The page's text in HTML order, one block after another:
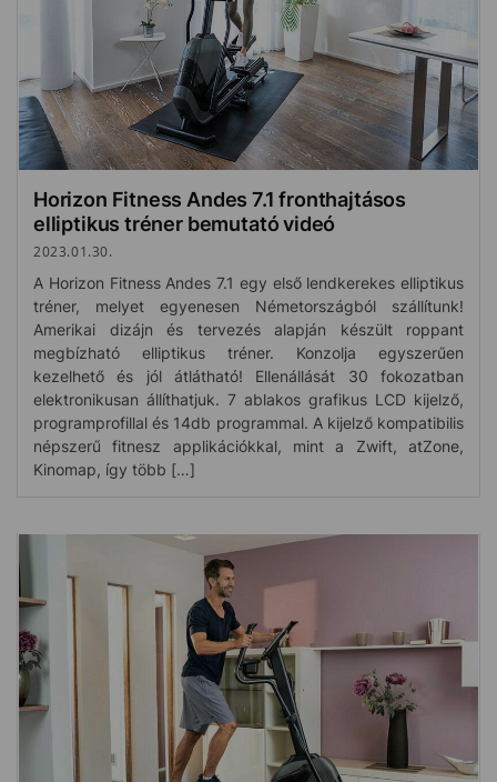
Horizon Fitness Andes 7.1 fronthajtásos
elliptikus tréner bemutató videó
2023.01.30.
A Horizon Fitness Andes 7.1 egy első lendkerekes elliptikus
tréner, melyet egyenesen Németországból szállítunk!
Amerikai dizájn és tervezés alapján készült roppant
megbízható elliptikus tréner. Konzolja egyszerűen
kezelhető és jól átlátható! Ellenállását 30 fokozatban
elektronikusan állíthatjuk. 7 ablakos grafikus LCD kijelző,
programprofillal és 14db programmal. A kijelző kompatibilis
népszerű fitnesz applikációkkal, mint a Zwift, atZone,
Kinomap, így több […]